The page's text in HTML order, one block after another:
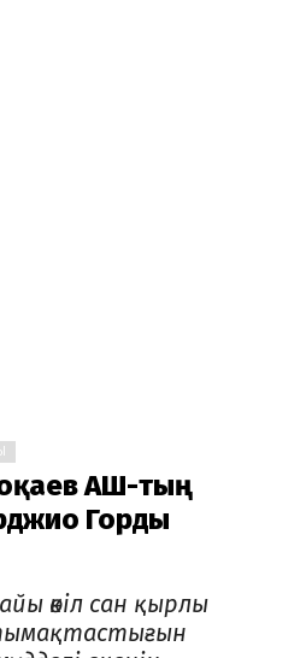
АҚШ-тың
Горды
өкіл сан қырлы